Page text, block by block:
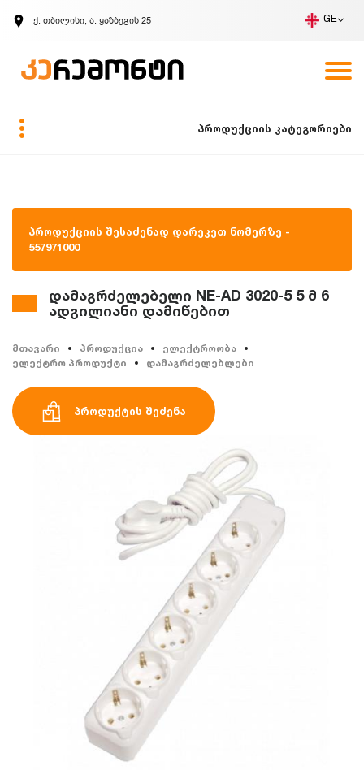
ქ. თბილისი, ა. ყაზბეგის 25 GE
ზარის მოთხოვნა
პროდუქციის კატეგორიები
პროდუქციის შესაძენად დარეკეთ ნომერზე -
557971000
დამაგრძელებელი NE-AD 3020-5 5 მ 6
ადგილიანი დამიწებით
მთავარი პროდუქცია
ელექტროობა
ელექტრო პროდუქტი
დამაგრძელებლები
პროდუქტის შეძენა